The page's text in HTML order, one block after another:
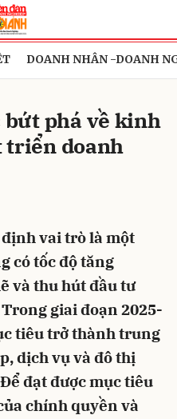
DOANH NHÂN -DOANH
phá về kinh
triển doanh
vai trò là một
có tốc độ tăng
và thu hút đầu tư
giai đoạn 2025-
tiêu trở thành trung
dịch vụ và đô thị
đạt được mục tiêu
chính quyền và
Hủy Gửi